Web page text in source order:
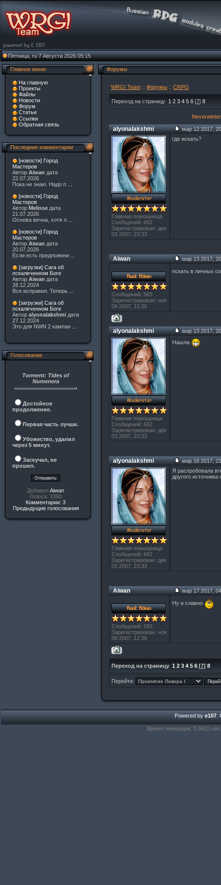
Пятница, ru 7 Августа 2026 05:15
Главное меню
На главную
Проекты
Файлы
Новости
Форум
Статьи
Ссылки
Обратная связь
Последние комментарии
[новости] Город
Мастеров
Автор Aiwan дата
22.07.2026
Пока не знаю. Надо п
[новости] Город
Мастеров
Автор Melisse дата
21.07.2026
Основа вечна, хотя л
[новости] Город
Мастеров
Автор Aiwan дата
20.07.2026
Если есть предложени
[загрузки] Сага об
пскалеченном Боге
Автор Aiwan дата
28.12.2024
Все исправил. Теперь
[загрузки] Сага об
пскалеченном Боге
Автор alyonalakshmi дата
27.12.2024
Это для NWN 2 кампан ...
Голосование
Torment: Tides of
Numenera
Достойное
продолжение.
Первая часть лучше.
Убожество, удалил
через 5 минут.
Заскучал, не
прошел.
Добавил Aiwan
Голоса: 3390
Комментарии: 3
Предыдущие голосования
Форумы
WRG! Team :: Форумы :: CRPG
Переход на страницу 1 2 3 4 5 6 [7] 8
alyonalakshmi мар 12 2017,
Главная помощница
Сообщений: 662
Зарегистрирован: дек
03 2007, 23:33
где искать?
Aiwan мар 13 2017,
Сообщений: 583
Зарегистрирован: ноя
09 2007, 12:36
пскать в личных
alyonalakshmi мар 13 2017,
Главная помощница
Сообщений: 662
Зарегистрирован: дек
03 2007, 23:33
Нашла
alyonalakshmi мар 16 2017,
Главная помощница
Сообщений: 662
Зарегистрирован: дек
03 2007, 23:33
Я распробовала
другого
Aiwan мар 17 2017,
Сообщений: 583
Зарегистрирован: ноя
09 2007, 12:36
Ну и славно
Переход на страницу 1 2 3 4 5 6 [7] 8
Перейти:
Powered by e107
Время генерации: 0.0610